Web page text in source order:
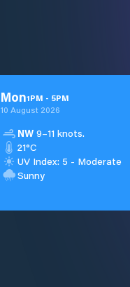
Mon1PM - 5PM
10 August 2026
NW 9–11 knots.
21°C
UV Index: 5 - Moderate
Sunny